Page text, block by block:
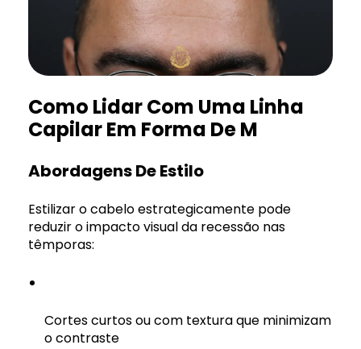
Como Lidar Com Uma Linha
Capilar Em Forma De M
Abordagens De Estilo
Estilizar o cabelo estrategicamente pode
reduzir o impacto visual da recessão nas
têmporas:
Cortes curtos ou com textura que minimizam
o contraste